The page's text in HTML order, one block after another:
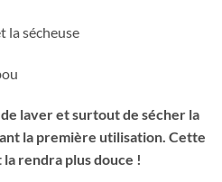
la sécheuse
laver et surtout de sécher la
la première utilisation. Cette
rendra plus douce !
de rabais
de rabais sur votre
en vous inscrivant à